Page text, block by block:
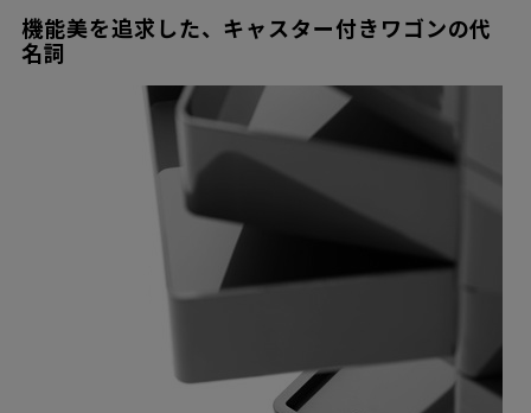
機能美を追求した、キャスター付きワゴンの代
名詞